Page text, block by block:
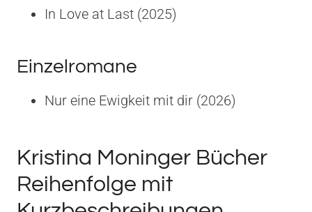
In Love at Last (2025)
Einzelromane
Nur eine Ewigkeit mit dir (2026)
Kristina Moninger Bücher
Reihenfolge mit